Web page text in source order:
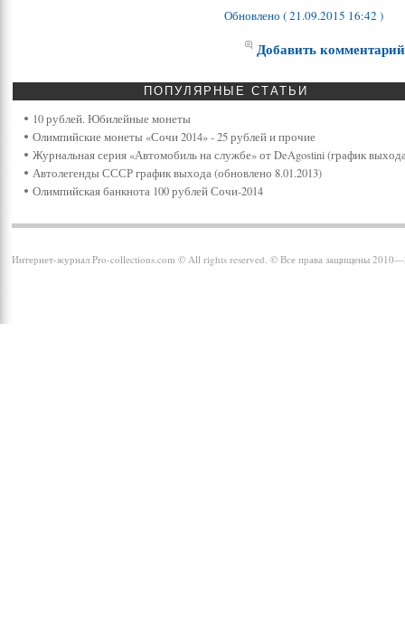
Обновлено ( 21.09.2015 16:42 )
Добавить комментарий
ПОПУЛЯРНЫЕ СТАТЬИ
10 рублей. Юбилейные монеты
Олимпийские монеты «Сочи 2014» - 25 рублей и прочие
Журнальная серия «Автомобиль на службе» от DeAgostini (график
Автолегенды СССР график выхода (обновлено 8.01.2013)
Олимпийская банкнота 100 рублей Сочи-2014
Интернет-журнал Pro-collections.com © All rights reserved. © Все права защищены